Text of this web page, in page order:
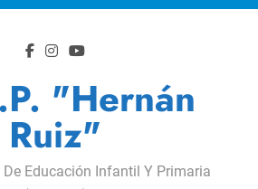
Dia De La Familia
«SEMANA DE LA RUEDA»
"Hernán
Ruiz"
Educación Infantil Y Primaria